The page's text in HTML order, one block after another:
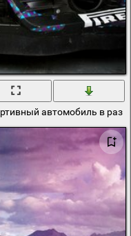
на однотонном фоне
автомобиль в